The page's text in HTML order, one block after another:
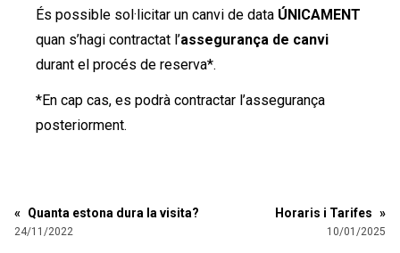
És possible sol·licitar un canvi de data ÚNICAMENT
quan s’hagi contractat l’assegurança de canvi
durant el procés de reserva*.
*En cap cas, es podrà contractar l’assegurança
posteriorment.
« Quanta estona dura la visita?
24/11/2022
Horaris i Tarifes »
10/01/2025